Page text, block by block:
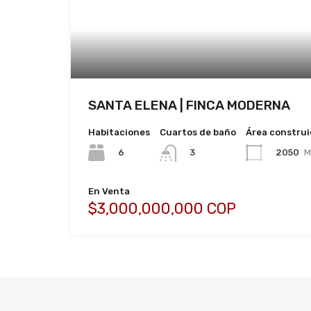
SANTA ELENA | FINCA MODERNA
Habitaciones
6
Cuartos de baño
3
Área
2050
En Venta
$3,000,000,000 COP